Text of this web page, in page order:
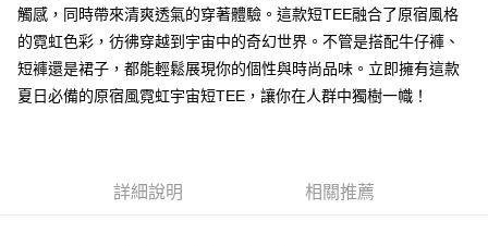
2.付款方式選擇「大哥付你分期」，訂單成立後會自動跳轉到大哥付的交易
流程，驗證手機門號後，選擇欲分期的期數、繳款截止日，確認付款後即完
成交易。
3.實際核准額度、可分期數及費用金額請依後續交易確認頁面所載為準。
4.訂單成立30分鐘內，如未前往確認交易或遇審核未通過，訂單將自動取
相關說明
【關於「AFTEE先享後付」】
AFTEE先享後付是「在收到商品之後才付款」的支付方式。 讓您購物簡單
便利好安心！
１．簡單：不需註冊會員、不需綁卡、不需儲值。
１．於結帳方式選擇「AFTEE先享後付」後，將跳轉至「AFTEE先享後付」
運送方式
觸感，同時帶來清爽透氣的穿著體驗。這款短TEE融合了原宿風格
的霓虹色彩，彷彿穿越到宇宙中的奇幻世界。不管是搭配牛仔褲、
短褲還是裙子，都能輕鬆展現你的個性與時尚品味。立即擁有這款
夏日必備的原宿風霓虹宇宙短TEE，讓你在人群中獨樹一幟！
詳細說明 相關推薦